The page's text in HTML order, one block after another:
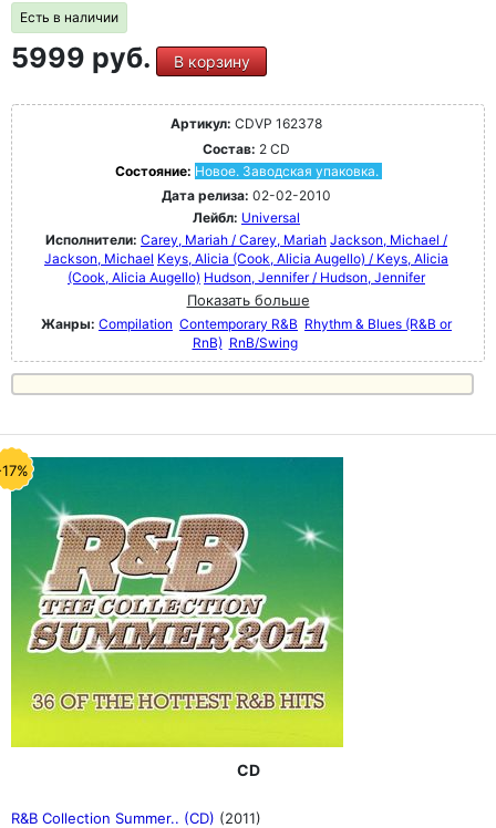
Есть в наличии
5999 руб. В корзину
Артикул: CDVP 162378
Состав: 2 CD
Состояние: Новое. Заводская упаковка.
Дата релиза: 02-02-2010
Лейбл: Universal
Исполнители: Carey, Mariah / Carey, Mariah Jackson, Michael /
Jackson, Michael Keys, Alicia (Cook, Alicia Augello) / Keys, Alicia
(Cook, Alicia Augello) Hudson, Jennifer / Hudson, Jennifer
Показать больше
Жанры: Compilation Contemporary R&B Rhythm & Blues (R&B or
RnB) RnB/Swing
CD
R&B Collection Summer.. (CD) (2011)